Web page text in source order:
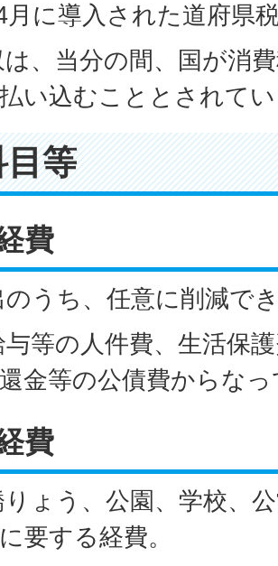
月に導入された道府県
は、当分の間、国が消
い込むこととされて
等
費
うち、任意に削減で
等の人件費、生活保
金等の公債費からな
費
ょう、公園、学校、
要する経費。